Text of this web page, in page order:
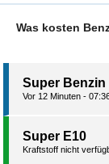
Was kosten
Super Benzin
Vor 12 Minuten -
Super E10
Kraftstoff nicht